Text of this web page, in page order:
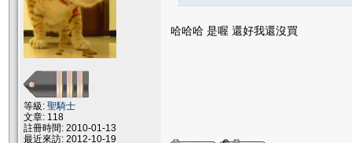
等級: 聖騎士
文章: 118
註冊時間: 2010-01-13
最近來訪: 2012-10-19
哈哈哈 是喔 還好我還沒買